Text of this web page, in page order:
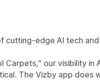
cutting-edge AI tech
Carpets," our visibility in
The Vizby app does